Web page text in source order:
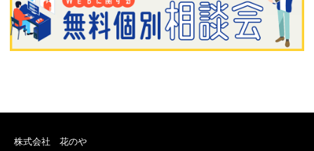
株式会社 花のや